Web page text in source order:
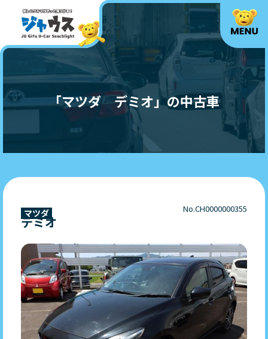
「マツダ デミオ」の中古車
No.CH0000000355
マツダ
デミオ